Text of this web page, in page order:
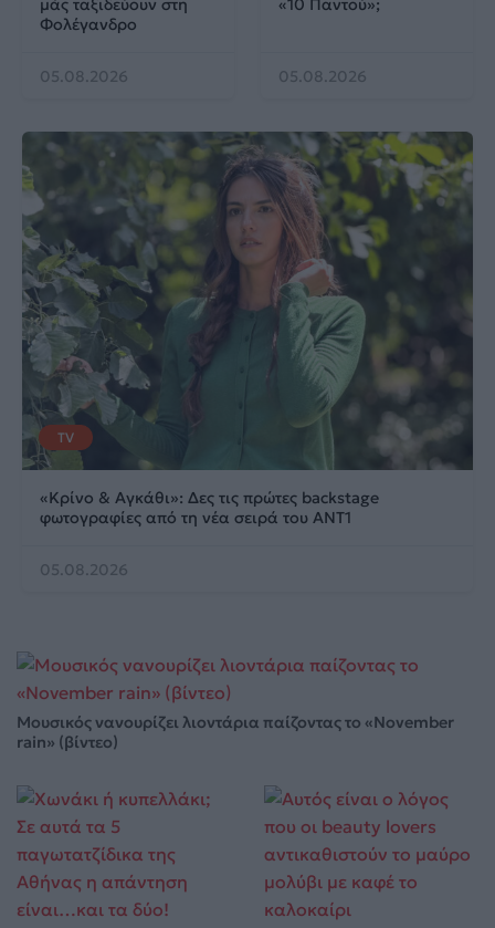
μάς ταξιδεύουν στη
Φολέγανδρο
05.08.2026
«10 Παντού»;
05.08.2026
TV
«Κρίνο & Αγκάθι»: Δες τις πρώτες backstage
φωτογραφίες από τη νέα σειρά του ΑΝΤ1
05.08.2026
Μουσικός νανουρίζει λιοντάρια παίζοντας το «November
rain» (βίντεο)